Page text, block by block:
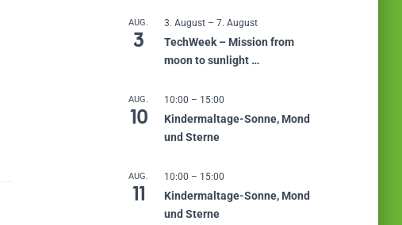
AUG.
3
3. August– 7. August
TechWeek – Mission from
moon to sunlight …
AUG.
10
10:00 – 15:00
Kindermaltage-Sonne, Mond
und Sterne
AUG.
11
10:00 – 15:00
Kindermaltage-Sonne, Mond
und Sterne